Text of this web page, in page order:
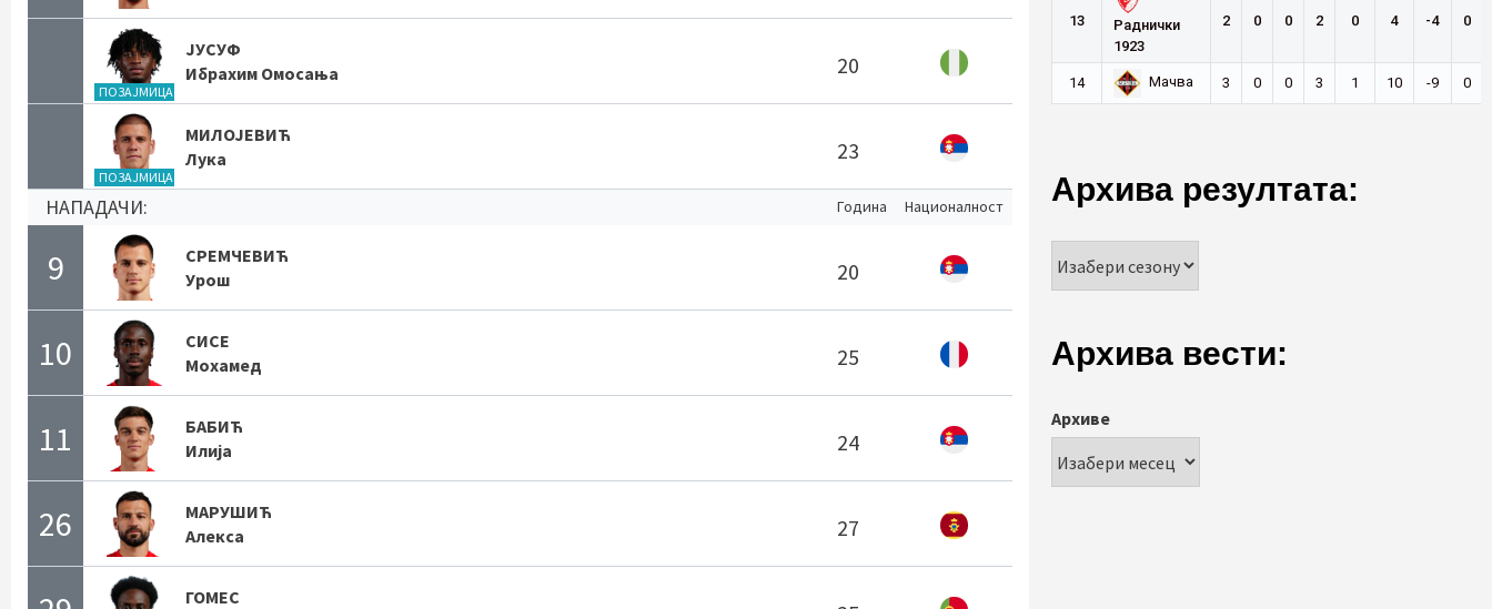
ПОЗАЈМИЦА
ЈУСУФ
Ибрахим Омосања
20
ПОЗАЈМИЦА
МИЛОЈЕВИЋ
Лука
23
НАПАДАЧИ: Година Националност
9
СРЕМЧЕВИЋ
Урош
20
10
СИСЕ
Мохамед
25
11
БАБИЋ
Илија
24
26
МАРУШИЋ
Алекса
27
ГОМЕС
13
Раднички
1923
2 0 0 2 0 4 -4 0
14 Мачва 3 0 0 3 1 10 -9 0
Архива резултата:
Архива вести:
Архиве